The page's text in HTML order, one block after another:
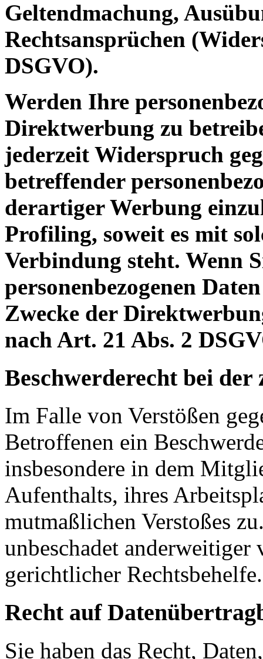
Geltendmachung,
Rechtsansprüchen
DSGVO).
Werden Ihre
Direktwerbung zu
jederzeit Widerspruch
betreffender
derartiger Werbung
Profiling, soweit es mit
Verbindung steht. Wenn
personenbezogenen
Zwecke der
nach Art. 21 Abs. 2
Beschwerderecht bei
Im Falle von Verstößen
Betroffenen ein
insbesondere in dem
Aufenthalts, ihres
mutmaßlichen Verstoßes
unbeschadet
gerichtlicher Rechtsbehelfe.
Recht auf
Sie haben das Recht,